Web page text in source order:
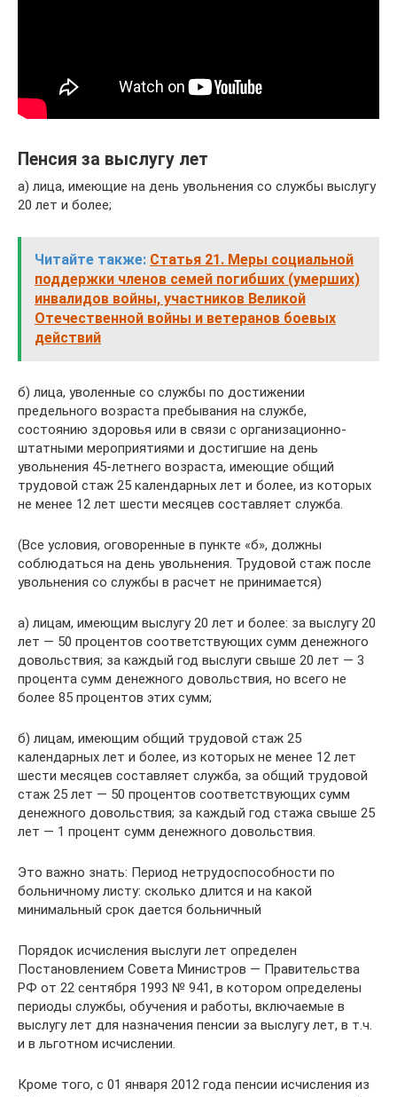
Пенсия за выслугу лет
а) лица, имеющие на день увольнения со службы выслугу
20 лет и более;
Читайте также: Статья 21. Меры социальной
поддержки членов семей погибших (умерших)
инвалидов войны, участников Великой
Отечественной войны и ветеранов боевых
действий
б) лица, уволенные со службы по достижении
предельного возраста пребывания на службе,
состоянию здоровья или в связи с организационно-
штатными мероприятиями и достигшие на день
увольнения 45-летнего возраста, имеющие общий
трудовой стаж 25 календарных лет и более, из которых
не менее 12 лет шести месяцев составляет служба.
(Все условия, оговоренные в пункте «б», должны
соблюдаться на день увольнения. Трудовой стаж после
увольнения со службы в расчет не принимается)
а) лицам, имеющим выслугу 20 лет и более: за выслугу 20
лет — 50 процентов соответствующих сумм денежного
довольствия; за каждый год выслуги свыше 20 лет — 3
процента сумм денежного довольствия, но всего не
более 85 процентов этих сумм;
б) лицам, имеющим общий трудовой стаж 25
календарных лет и более, из которых не менее 12 лет
шести месяцев составляет служба, за общий трудовой
стаж 25 лет — 50 процентов соответствующих сумм
денежного довольствия; за каждый год стажа свыше 25
лет — 1 процент сумм денежного довольствия.
Это важно знать: Период нетрудоспособности по
больничному листу: сколько длится и на какой
минимальный срок дается больничный
Порядок исчисления выслуги лет определен
Постановлением Совета Министров — Правительства
РФ от 22 сентября 1993 № 941, в котором определены
периоды службы, обучения и работы, включаемые в
выслугу лет для назначения пенсии за выслугу лет, в т.ч.
и в льготном исчислении.
Кроме того, с 01 января 2012 года пенсии исчисления из